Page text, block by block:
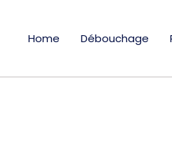
Home Débouchage